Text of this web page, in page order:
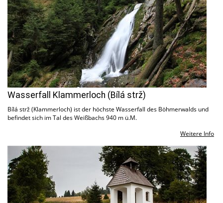
Wasserfall Klammerloch (Bílá strž)
Bílá strž (Klammerloch) ist der höchste Wasserfall des Böhmerwalds und
befindet sich im Tal des Weißbachs 940 m ü.M.
Weitere Info